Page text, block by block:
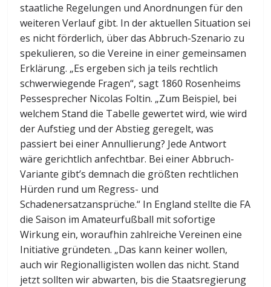
staatliche Regelungen und Anordnungen für den
weiteren Verlauf gibt. In der aktuellen Situation sei
es nicht förderlich, über das Abbruch-Szenario zu
spekulieren, so die Vereine in einer gemeinsamen
Erklärung. „Es ergeben sich ja teils rechtlich
schwerwiegende Fragen“, sagt 1860 Rosenheims
Pessesprecher Nicolas Foltin. „Zum Beispiel, bei
welchem Stand die Tabelle gewertet wird, wie wird
der Aufstieg und der Abstieg geregelt, was
passiert bei einer Annullierung? Jede Antwort
wäre gerichtlich anfechtbar. Bei einer Abbruch-
Variante gibt’s demnach die größten rechtlichen
Hürden rund um Regress- und
Schadenersatzansprüche.“ In England stellte die FA
die Saison im Amateurfußball mit sofortige
Wirkung ein, woraufhin zahlreiche Vereinen eine
Initiative gründeten. „Das kann keiner wollen,
auch wir Regionalligisten wollen das nicht. Stand
jetzt sollten wir abwarten, bis die Staatsregierung